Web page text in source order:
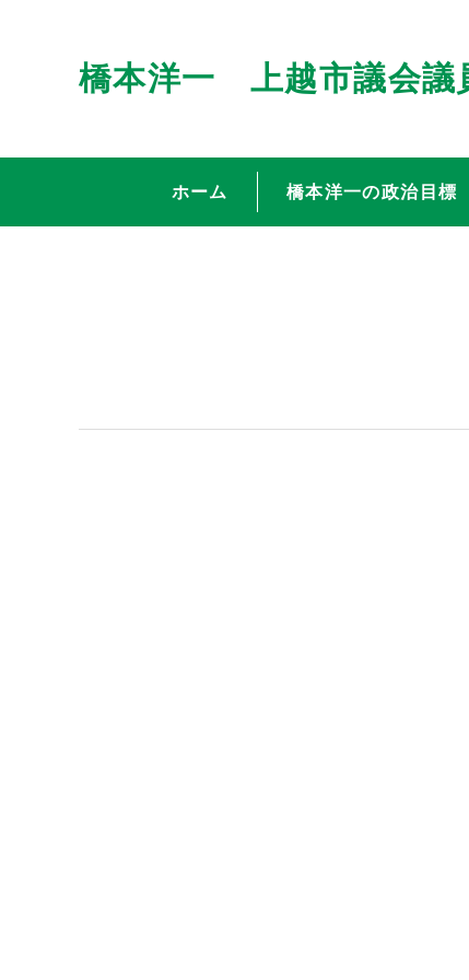
橋本洋一 上越市議会議
ホーム 橋本洋一の政治目標